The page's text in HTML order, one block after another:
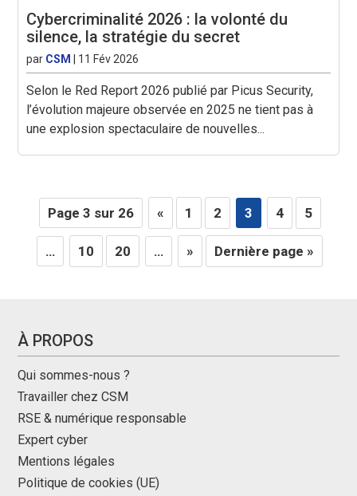
Cybercriminalité 2026 : la volonté du
silence, la stratégie du secret
par CSM 11 Fév 2026
Selon le Red Report 2026 publié par Picus Security,
l’évolution majeure observée en 2025 ne tient pas à
une explosion spectaculaire de nouvelles...
Page 3 sur 26 « 1 2 3 4 5
… 10 20 … » Dernière page »
À PROPOS
Qui sommes-nous ?
Travailler chez CSM
RSE & numérique responsable
Expert cyber
Mentions légales
Politique de cookies (UE)